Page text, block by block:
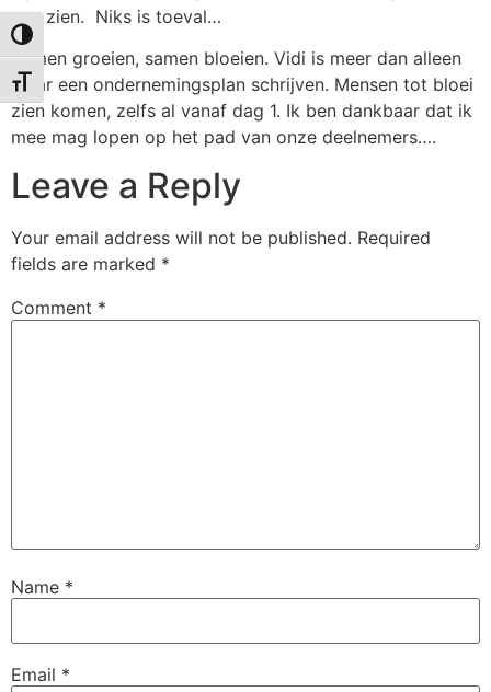
Toggle High Contrast
Toggle Font size
van zien. Niks is toeval…
Samen groeien, samen bloeien. Vidi is meer dan alleen
maar een ondernemingsplan schrijven. Mensen tot bloei
zien komen, zelfs al vanaf dag 1. Ik ben dankbaar dat ik
mee mag lopen op het pad van onze deelnemers….
Leave a Reply
Your email address will not be published. Required
fields are marked *
Comment *
Name *
Email *